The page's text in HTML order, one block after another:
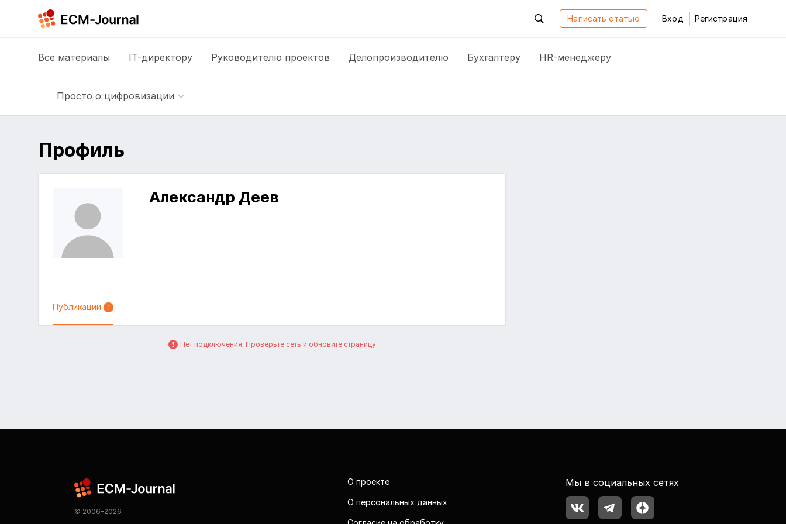
Написать статью Вход Регистрация
Все материалы IT-директору Руководителю проектов Делопроизводителю Бухгалтеру HR-менеджеру
Просто о цифровизации
Профиль
Александр Деев
Публикации 1
Нет подключения. Проверьте сеть и обновите страницу
© 2006-2026
О проекте
О персональных данных
Мы в социальных сетях